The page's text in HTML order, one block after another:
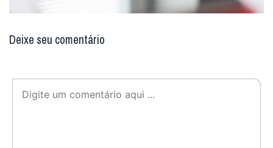
Deixe seu comentário